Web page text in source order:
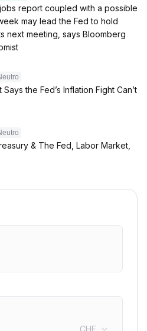
report coupled with a possible
may lead the Fed to hold
next meeting, says Bloomberg
the Fed’s Inflation Fight Can’t
& The Fed, Labor Market,
CHF